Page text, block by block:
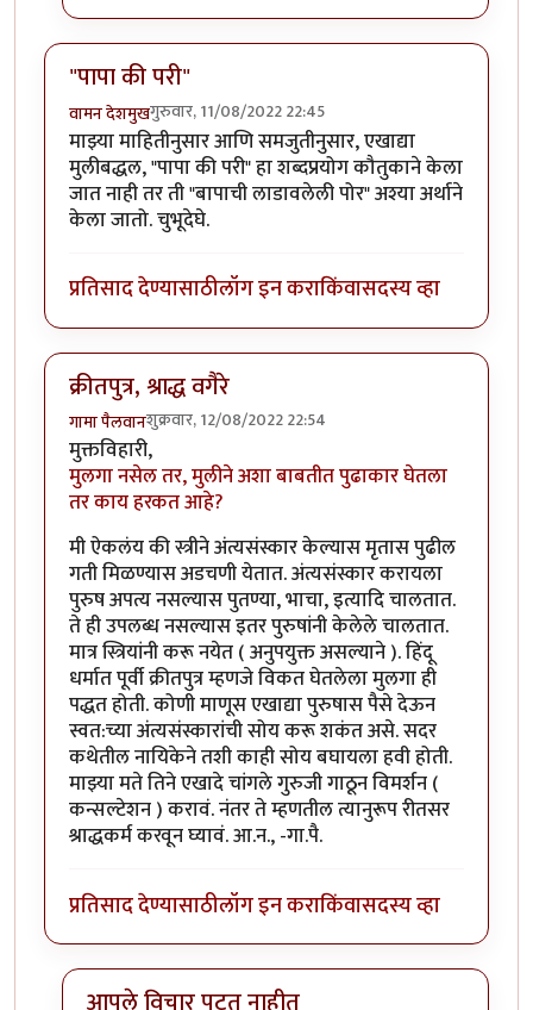
"पापा की परी"
वामन देशमुखगुरुवार, 11/08/2022 22:45
माझ्या माहितीनुसार आणि समजुतीनुसार, एखाद्या
मुलीबद्धल, "पापा की परी" हा शब्दप्रयोग कौतुकाने केला
जात नाही तर ती "बापाची लाडावलेली पोर" अश्या अर्थाने
केला जातो. चुभूदेघे.
प्रतिसाद देण्यासाठीलॉग इन कराकिंवासदस्य व्हा
क्रीतपुत्र, श्राद्ध वगैरे
गामा पैलवानशुक्रवार, 12/08/2022 22:54
मुक्तविहारी,
मुलगा नसेल तर, मुलीने अशा बाबतीत पुढाकार घेतला
तर काय हरकत आहे?
मी ऐकलंय की स्त्रीने अंत्यसंस्कार केल्यास मृतास पुढील
गती मिळण्यास अडचणी येतात. अंत्यसंस्कार करायला
पुरुष अपत्य नसल्यास पुतण्या, भाचा, इत्यादि चालतात.
ते ही उपलब्ध नसल्यास इतर पुरुषांनी केलेले चालतात.
मात्र स्त्रियांनी करू नयेत ( अनुपयुक्त असल्याने ). हिंदू
धर्मात पूर्वी क्रीतपुत्र म्हणजे विकत घेतलेला मुलगा ही
पद्धत होती. कोणी माणूस एखाद्या पुरुषास पैसे देऊन
स्वत:च्या अंत्यसंस्कारांची सोय करू शकंत असे. सदर
कथेतील नायिकेने तशी काही सोय बघायला हवी होती.
माझ्या मते तिने एखादे चांगले गुरुजी गाठून विमर्शन (
कन्सल्टेशन ) करावं. नंतर ते म्हणतील त्यानुरूप रीतसर
श्राद्धकर्म करवून घ्यावं. आ.न., -गा.पै.
प्रतिसाद देण्यासाठीलॉग इन कराकिंवासदस्य व्हा